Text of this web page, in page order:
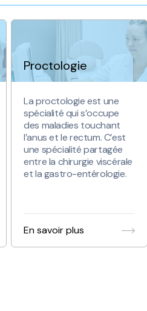
Proctologie
​​​​​​​La proctologie est une
spécialité qui s’occupe
des maladies touchant
l’anus et le rectum. C’est
une spécialité partagée
entre la chirurgie viscérale
et la gastro-entérologie.
En savoir plus